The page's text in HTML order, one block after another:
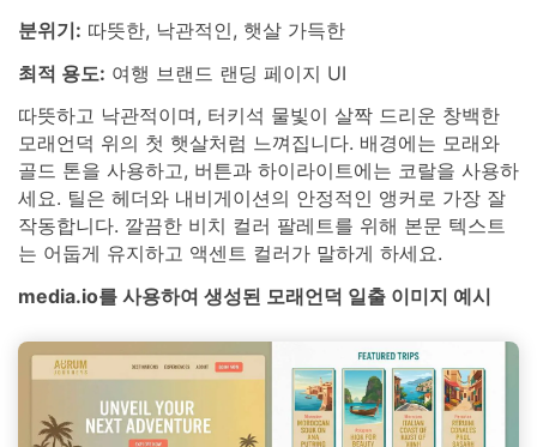
분위기: 따뜻한, 낙관적인, 햇살 가득한
최적 용도: 여행 브랜드 랜딩 페이지 UI
따뜻하고 낙관적이며, 터키석 물빛이 살짝 드리운 창백한
모래언덕 위의 첫 햇살처럼 느껴집니다. 배경에는 모래와
골드 톤을 사용하고, 버튼과 하이라이트에는 코랄을 사용하
세요. 틸은 헤더와 내비게이션의 안정적인 앵커로 가장 잘
작동합니다. 깔끔한 비치 컬러 팔레트를 위해 본문 텍스트
는 어둡게 유지하고 액센트 컬러가 말하게 하세요.
media.io를 사용하여 생성된 모래언덕 일출 이미지 예시